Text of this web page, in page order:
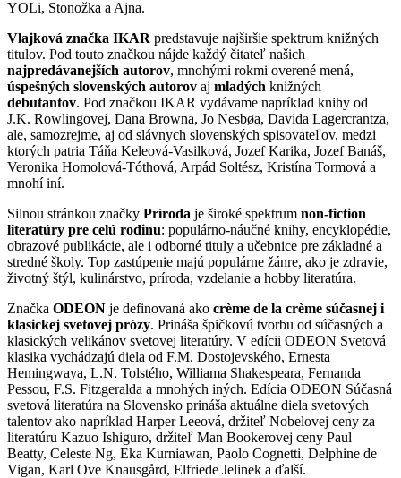
YOLi, Stonožka a Ajna.
Vlajková značka IKAR predstavuje najširšie spektrum knižných
titulov. Pod touto značkou nájde každý čitateľ našich
najpredávanejších autorov, mnohými rokmi overené mená,
úspešných slovenských autorov aj mladých knižných
debutantov. Pod značkou IKAR vydávame napríklad knihy od
J.K. Rowlingovej, Dana Browna, Jo Nesbøa, Davida Lagercrantza,
ale, samozrejme, aj od slávnych slovenských spisovateľov, medzi
ktorých patria Táňa Keleová-Vasilková, Jozef Karika, Jozef Banáš,
Veronika Homolová-Tóthová, Arpád Soltész, Kristína Tormová a
mnohí iní.
Silnou stránkou značky Príroda je široké spektrum non-fiction
literatúry pre celú rodinu: populárno-náučné knihy, encyklopédie,
obrazové publikácie, ale i odborné tituly a učebnice pre základné a
stredné školy. Top zastúpenie majú populárne žánre, ako je zdravie,
životný štýl, kulinárstvo, príroda, vzdelanie a hobby literatúra.
Značka ODEON je definovaná ako crème de la crème súčasnej i
klasickej svetovej prózy. Prináša špičkovú tvorbu od súčasných a
klasických velikánov svetovej literatúry. V edícii ODEON Svetová
klasika vychádzajú diela od F.M. Dostojevského, Ernesta
Hemingwaya, L.N. Tolstého, Williama Shakespeara, Fernanda
Pessou, F.S. Fitzgeralda a mnohých iných. Edícia ODEON Súčasná
svetová literatúra na Slovensko prináša aktuálne diela svetových
talentov ako napríklad Harper Leeová, držiteľ Nobelovej ceny za
literatúru Kazuo Ishiguro, držiteľ Man Bookerovej ceny Paul
Beatty, Celeste Ng, Eka Kurniawan, Paolo Cognetti, Delphine de
Vigan, Karl Ove Knausgård, Elfriede Jelinek a ďalší.